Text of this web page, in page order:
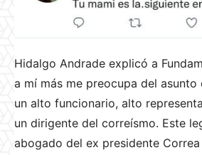
Hidalgo Andrade explicó a
a mí más me preocupa del asunto
un alto funcionario, alto
un dirigente del correísmo. Este
abogado del ex presidente